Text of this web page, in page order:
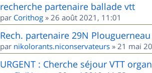
recherche partenaire ballade vtt
par Corithog » 26 août 2021, 11:01
Rech. partenaire 29N
par nikolorants.niconservateurs » 21 mai
URGENT : Cherche séjour VTT